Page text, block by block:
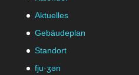
Aktuelles
Gebäudeplan
Standort
fju·ʒən